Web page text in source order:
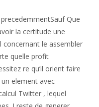
Que
la certitude une
concernant le assembler
quelle profit
re qu’il orient faire
element avec
Twitter , lequel